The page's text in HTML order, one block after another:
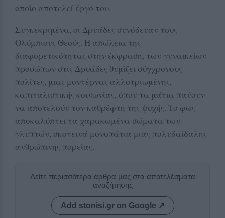
οποίο αποτελεί έργο του.
Συγκεκριμένα, οι Δρυάδες συνόδευαν τους
Ολύμπιους Θεούς. Η απώλεια της
διαφορετικότητας στην έκφραση, των γυναικείων
προσώπων στις Δρυάδες θυμίζει σύγχρονους
πολίτες, μιας μοντέρνας αλλοτριωμένης,
καπιταλιστικής κοινωνίας, όπου τα μάτια παύουν
να αποτελούν τον καθρέφτη της ψυχής. Το φως
αποκαλύπτει τα χαρακωμένα σώματα των
γλυπτών, σκοτεινά μονοπάτια μιας πολυδαίδαλης
ανθρώπινης πορείας.
Δείτε περισσότερα άρθρα μας στα αποτελέσματα
αναζήτησης
Add stonisi.gr on Google ↗